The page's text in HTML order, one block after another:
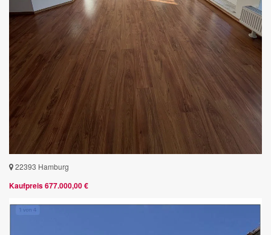
22393 Hamburg
Kaufpreis 677.000,00 €